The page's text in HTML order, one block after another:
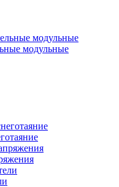
модульные